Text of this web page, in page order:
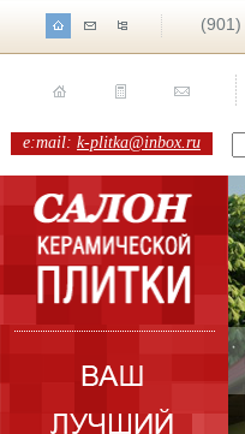
(901)
e:mail: k-plitka@inbox.ru